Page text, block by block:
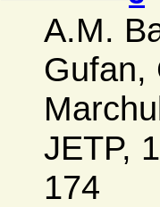
A.M.
Gufan,
JETP,
174